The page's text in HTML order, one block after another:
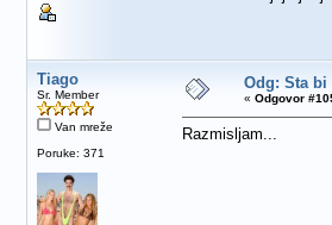
Tiago
Sr. Member
Van mreže
Poruke: 371
Odg: Sta
« Odgovor
Razmisljam...